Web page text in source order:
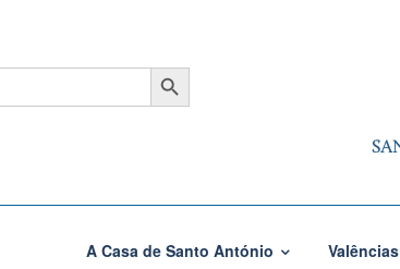
Search Button
A Casa de Santo António Valências